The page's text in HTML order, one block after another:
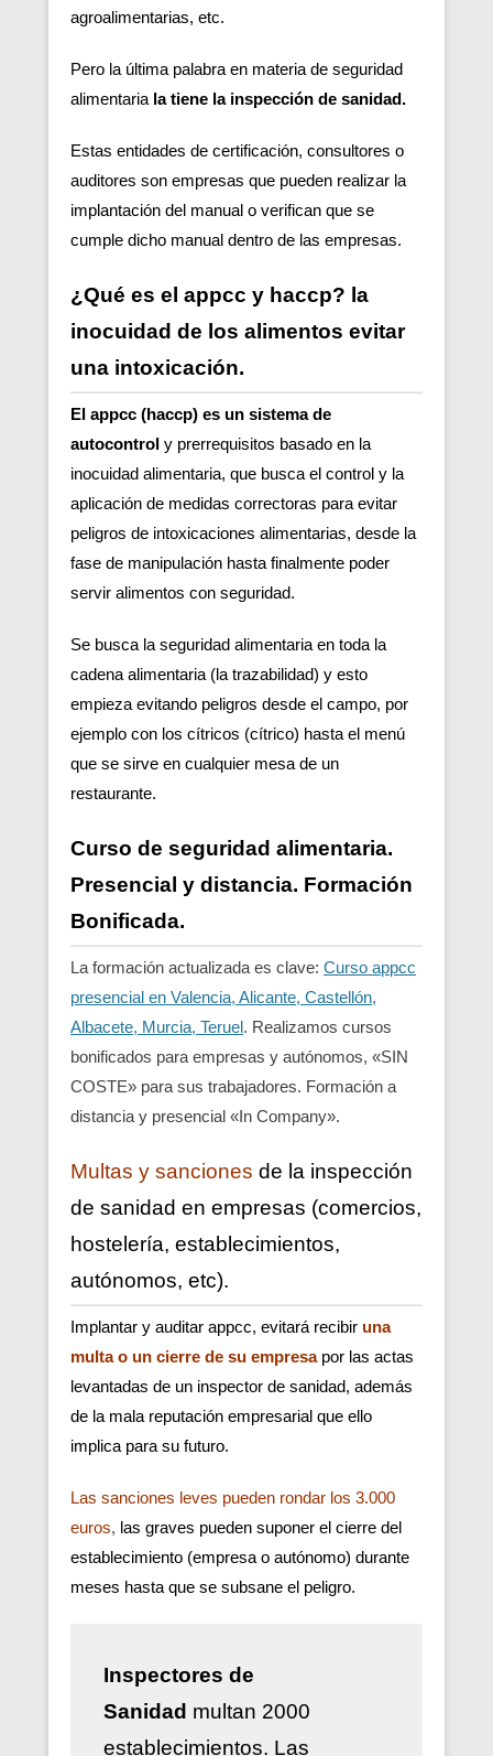
agroalimentarias, etc.
Pero la última palabra en materia de seguridad
alimentaria la tiene la inspección de sanidad.
Estas entidades de certificación, consultores o
auditores son empresas que pueden realizar la
implantación del manual o verifican que se
cumple dicho manual dentro de las empresas.
¿Qué es el appcc y haccp? la
inocuidad de los alimentos evitar
una intoxicación.
El appcc (haccp) es un sistema de
autocontrol y prerrequisitos basado en la
inocuidad alimentaria, que busca el control y la
aplicación de medidas correctoras para evitar
peligros de intoxicaciones alimentarias, desde la
fase de manipulación hasta finalmente poder
servir alimentos con seguridad.
Se busca la seguridad alimentaria en toda la
cadena alimentaria (la trazabilidad) y esto
empieza evitando peligros desde el campo, por
ejemplo con los cítricos (cítrico) hasta el menú
que se sirve en cualquier mesa de un
restaurante.
Curso de seguridad alimentaria.
Presencial y distancia. Formación
Bonificada.
La formación actualizada es clave: Curso appcc
presencial en Valencia, Alicante, Castellón,
Albacete, Murcia, Teruel. Realizamos cursos
bonificados para empresas y autónomos, «SIN
COSTE» para sus trabajadores. Formación a
distancia y presencial «In Company».
Multas y sanciones de la inspección
de sanidad en empresas (comercios,
hostelería, establecimientos,
autónomos, etc).
Implantar y auditar appcc, evitará recibir una
multa o un cierre de su empresa por las actas
levantadas de un inspector de sanidad, además
de la mala reputación empresarial que ello
implica para su futuro.
Las sanciones leves pueden rondar los 3.000
euros, las graves pueden suponer el cierre del
establecimiento (empresa o autónomo) durante
meses hasta que se subsane el peligro.
Inspectores de
Sanidad multan 2000
establecimientos. Las